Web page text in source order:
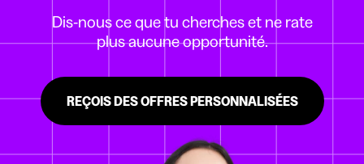
Dis-nous ce que tu cherches et ne rate
plus aucune opportunité.
REÇOIS DES OFFRES PERSONNALISÉES